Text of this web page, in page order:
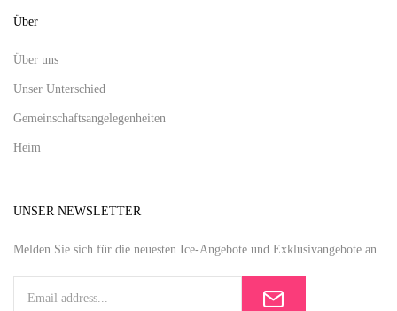
Über
Über uns
Unser Unterschied
Gemeinschaftsangelegenheiten
Heim
UNSER NEWSLETTER
Melden Sie sich für die neuesten Ice-Angebote und Exklusivangebote an.